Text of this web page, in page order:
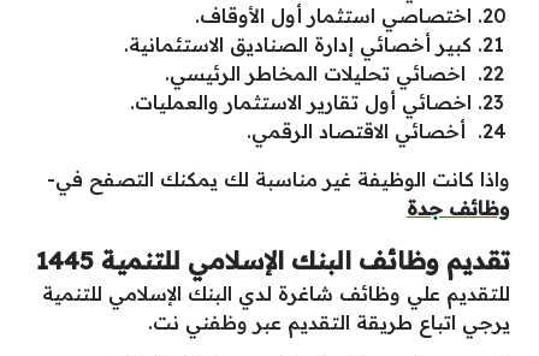
اختصاصي استثمار أول الأوقاف.
كبير أخصائي إدارة الصناديق الاستئمانية.
اخصائي تحليلات المخاطر الرئيسي.
اخصائي أول تقارير الاستثمار والعمليات.
أخصائي الاقتصاد الرقمي.
واذا كانت الوظيفة غير مناسبة لك يمكنك التصفح في-
وظائف جدة
تقديم وظائف البنك الإسلامي للتنمية 1445
للتقديم علي وظائف شاغرة لدي البنك الإسلامي للتنمية
يرجي اتباع طريقة التقديم عبر وظفني نت.